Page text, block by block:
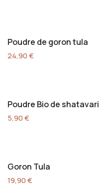
Poudre de goron tula
24,90€
Poudre Bio de shatavari
5,90€
Goron Tula
19,90€